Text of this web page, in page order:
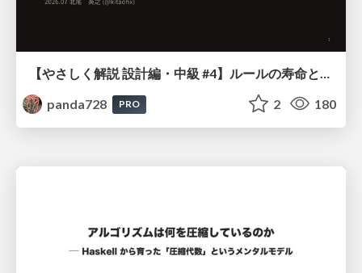
panda728
PRO 2 180